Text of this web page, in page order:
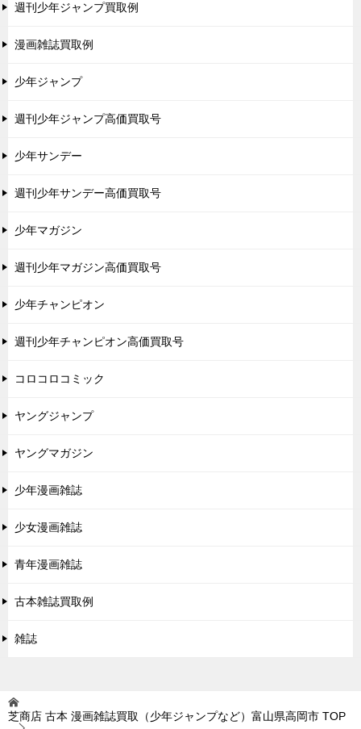
週刊少年ジャンプ買取例
漫画雑誌買取例
少年ジャンプ
週刊少年ジャンプ高価買取号
少年サンデー
週刊少年サンデー高価買取号
少年マガジン
週刊少年マガジン高価買取号
少年チャンピオン
週刊少年チャンピオン高価買取号
コロコロコミック
ヤングジャンプ
ヤングマガジン
少年漫画雑誌
少女漫画雑誌
青年漫画雑誌
古本雑誌買取例
雑誌
芝商店 古本 漫画雑誌買取（少年ジャンプなど）富山県高岡市 TOP